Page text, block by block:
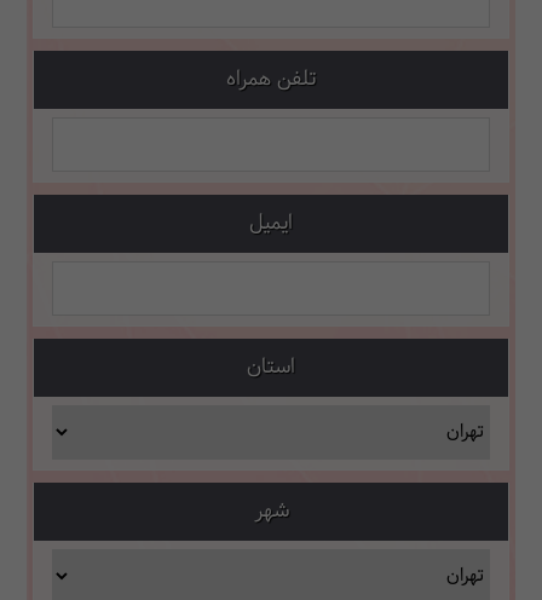
تلفن همراه
ایمیل
استان
شهر